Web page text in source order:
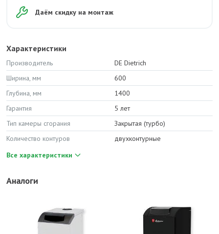
Даём скидку на монтаж
Характеристики
Производитель
DE Dietrich
Ширина, мм
600
Глубина, мм
1400
Гарантия
5 лет
Тип камеры сгорания
Закрытая (турбо)
Количество контуров
двухконтурные
Все характеристики
Аналоги